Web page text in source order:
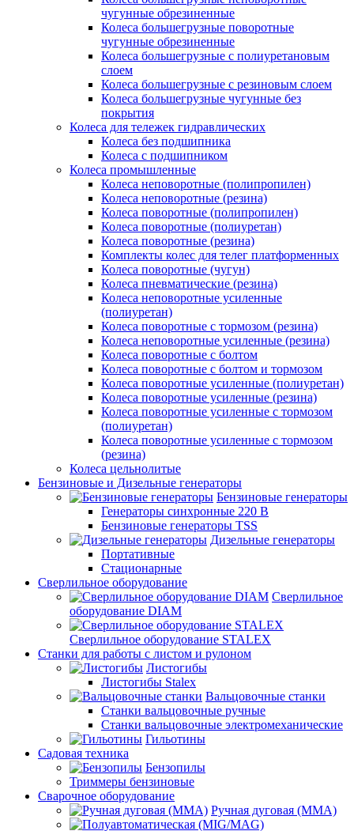
чугунные обрезиненные
Колеса большегрузные поворотные
чугунные обрезиненные
Колеса большегрузные с полиуретановым
слоем
Колеса большегрузные с резиновым слоем
Колеса большегрузные чугунные без
покрытия
Колеса для тележек гидравлических
Колеса без подшипника
Колеса с подшипником
Колеса промышленные
Колеса неповоротные (полипропилен)
Колеса неповоротные (резина)
Колеса поворотные (полипропилен)
Колеса поворотные (полиуретан)
Колеса поворотные (резина)
Комплекты колес для телег платформенных
Колеса поворотные (чугун)
Колеса пневматические (резина)
Колеса неповоротные усиленные
(полиуретан)
Колеса поворотные c тормозом (резина)
Колеса неповоротные усиленные (резина)
Колеса поворотные с болтом
Колеса поворотные с болтом и тормозом
Колеса поворотные усиленные (полиуретан)
Колеса поворотные усиленные (резина)
Колеса поворотные усиленные с тормозом
(полиуретан)
Колеса поворотные усиленные с тормозом
(резина)
Колеса цельнолитые
Бензиновые и Дизельные генераторы
Бензиновые генераторы
Генераторы синхронные 220 В
Бензиновые генераторы TSS
Дизельные генераторы
Портативные
Стационарные
Сверлильное оборудование
Сверлильное
оборудование DIAM
Сверлильное оборудование STALEX
Станки для работы с листом и рулоном
Листогибы
Листогибы Stalex
Вальцовочные станки
Станки вальцовочные ручные
Станки вальцовочные электромеханические
Гильотины
Садовая техника
Бензопилы
Триммеры бензиновые
Сварочное оборудование
Ручная дуговая (MMA)